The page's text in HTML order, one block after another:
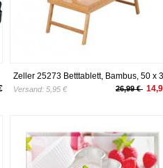
Zeller 25273 Betttablett, Bambus, 50 x
x 21 cm
Versand: 5,95 € 26,99 €